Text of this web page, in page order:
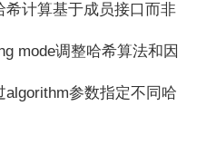
计算基于成员接口而非
mode调整哈希算法和因
algorithm参数指定不同哈